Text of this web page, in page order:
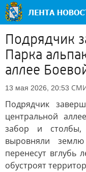
Подрядчик
Парка
аллее
13 мая 2026, 20:53
Подрядчик
центральной
забор и столбы,
выровняли
перенесут вглубь
обустроят